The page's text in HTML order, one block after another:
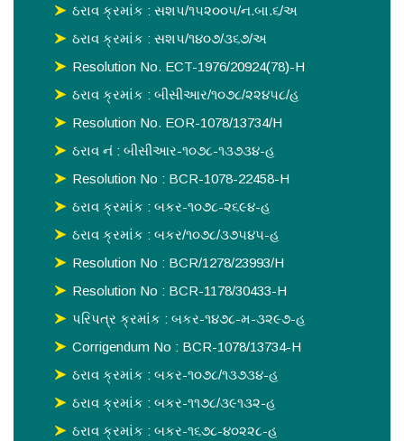
ઠરાવ ક્રમાંક : સશપ/૧૫૨૦૦૫/ન.બા.૬/અ
ઠરાવ ક્રમાંક : સશપ/૧૪૦૭/૩૬૭/અ
Resolution No. ECT-1976/20924(78)-H
ઠરાવ ક્રમાંક : બીસીઆર/૧૦૭૮/૨૨૪૫૮/હ
Resolution No. EOR-1078/13734/H
ઠરાવ નં : બીસીઆર-૧૦૭૮-૧૩૭૩૪-હ
Resolution No : BCR-1078-22458-H
ઠરાવ ક્રમાંક : બકર-૧૦૭૮-૨૬૯૪-હ
ઠરાવ ક્રમાંક : બકર/૧૦૭૮/૩૭૫૪૫-હ
Resolution No : BCR/1278/23993/H
Resolution No : BCR-1178/30433-H
પરિપત્ર ક્રમાંક : બકર-૧૪૭૮-મ-૩૨૯૭-હ
Corrigendum No : BCR-1078/13734-H
ઠરાવ ક્રમાંક : બકર-૧૦૭૮/૧૩૭૩૪-હ
ઠરાવ ક્રમાંક : બકર-૧૧૭૮/૩૯૧૩૨-હ
ઠરાવ ક્રમાંક : બકર-૧૬૭૮-૪૦૨૨૮-હ